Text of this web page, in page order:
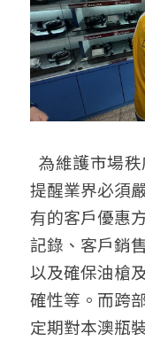
提醒業界必須
有的客戶優惠
記錄、客戶銷
以及確保油槍
確性等。而跨
定期對本澳瓶